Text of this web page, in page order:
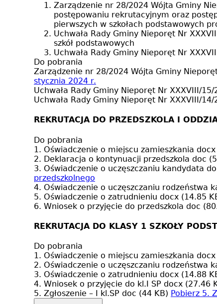
Zarządzenie nr 28/2024 Wójta Gminy
postępowaniu rekrutacyjnym oraz
pierwszych w szkołach podstawowych
Uchwała Rady Gminy Nieporęt Nr
szkół podstawowych
Uchwała Rady Gminy Nieporęt Nr
Do pobrania
Zarządzenie nr 28/2024 Wójta Gminy
stycznia 2024 r.
Uchwała Rady Gminy Nieporęt Nr XXXVIII/15/
Uchwała Rady Gminy Nieporęt Nr XXXVIII/14/
REKRUTACJA DO PRZEDSZKOLA I
Do pobrania
1. Oświadczenie o miejscu zamieszkania
2. Deklaracja o kontynuacji przedszkola doc
3. Oświadczenie o uczęszczaniu kandydata
przedszkolnego
4. Oświadczenie o uczęszczaniu rodzeństwa
5. Oświadczenie o zatrudnieniu docx (14.85
6. Wniosek o przyjęcie do przedszkola doc
REKRUTACJA DO KLASY 1 SZKOŁY
Do pobrania
1. Oświadczenie o miejscu zamieszkania
2. Oświadczenie o uczęszczaniu rodzeństwa
3. Oświadczenie o zatrudnieniu docx (14.88
4. Wniosek o przyjęcie do kl.I SP docx (27.46
5. Zgłoszenie – I kl.SP doc (44 KB) Pobierz 5.